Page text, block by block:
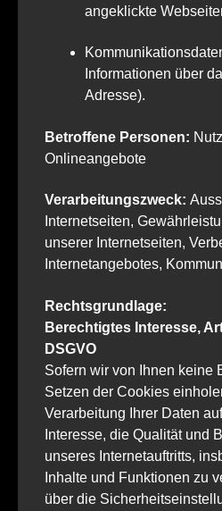
angeklickte
Informationen über
Adresse).
Betroffene Personen:
Onlineangebote
Verarbeitungszweck:
Internetseiten,
unserer Internetseiten,
Internetangebotes,
Rechtsgrundlage:
Berechtigtes Interesse,
DSGVO
Sofern wir von Ihnen keine
Setzen der Cookies
Verarbeitung Ihrer Daten
Interesse, die Qualität und
unseres Internetauftritts,
Inhalte und Funktionen zu
über die